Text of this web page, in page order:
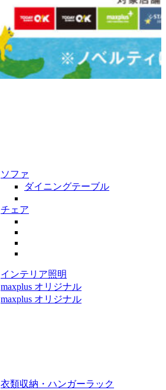
ソファ
ダイニングテーブル
チェア
インテリア照明
maxplus オリジナル
maxplus オリジナル
衣類収納・ハンガーラック